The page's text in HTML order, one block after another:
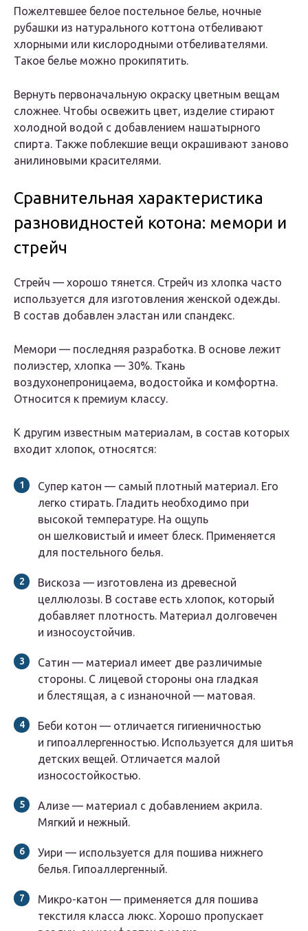
Пожелтевшее белое постельное белье, ночные
рубашки из натурального коттона отбеливают
хлорными или кислородными отбеливателями.
Такое белье можно прокипятить.
Вернуть первоначальную окраску цветным вещам
сложнее. Чтобы освежить цвет, изделие стирают
холодной водой с добавлением нашатырного
спирта. Также поблекшие вещи окрашивают заново
анилиновыми красителями.
Сравнительная характеристика
разновидностей котона: мемори и
стрейч
Стрейч — хорошо тянется. Стрейч из хлопка часто
используется для изготовления женской одежды.
В состав добавлен эластан или спандекс.
Мемори — последняя разработка. В основе лежит
полиэстер, хлопка — 30%. Ткань
воздухонепроницаема, водостойка и комфортна.
Относится к премиум классу.
К другим известным материалам, в состав которых
входит хлопок, относятся:
Супер катон — самый плотный материал. Его
легко стирать. Гладить необходимо при
высокой температуре. На ощупь
он шелковистый и имеет блеск. Применяется
для постельного белья.
Вискоза — изготовлена из древесной
целлюлозы. В составе есть хлопок, который
добавляет плотность. Материал долговечен
и износоустойчив.
Сатин — материал имеет две различимые
стороны. С лицевой стороны она гладкая
и блестящая, а с изнаночной — матовая.
Беби котон — отличается гигиеничностью
и гипоаллергенностью. Используется для шитья
детских вещей. Отличается малой
износостойкостью.
Ализе — материал с добавлением акрила.
Мягкий и нежный.
Уири — используется для пошива нижнего
белья. Гипоаллергенный.
Микро-катон — применяется для пошива
текстиля класса люкс. Хорошо пропускает